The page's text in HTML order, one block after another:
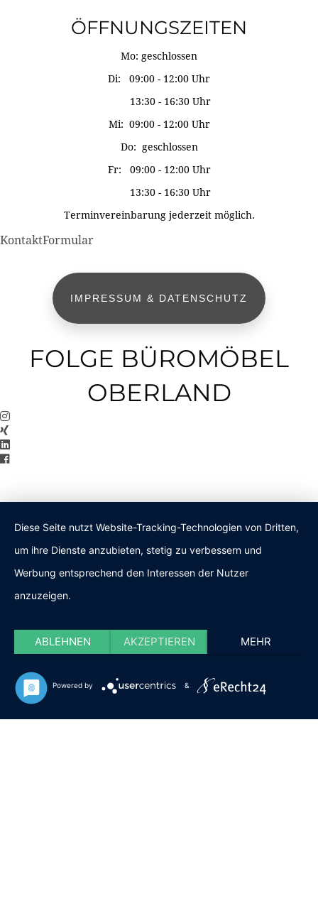
ÖFFNUNGSZEITEN
Mo: geschlossen
Di: 09:00 - 12:00 Uhr
13:30 - 16:30 Uhr
Mi: 09:00 - 12:00 Uhr
Do: geschlossen
Fr: 09:00 - 12:00 Uhr
13:30 - 16:30 Uhr
Terminvereinbarung jederzeit möglich.
KontaktFormular
IMPRESSUM & DATENSCHUTZ
FOLGE BÜROMÖBEL
OBERLAND
Diese Seite nutzt Website-Tracking-Technologien von Dritten,
um ihre Dienste anzubieten, stetig zu verbessern und
Werbung entsprechend den Interessen der Nutzer
anzuzeigen.
ABLEHNEN AKZEPTIEREN MEHR
Powered by &